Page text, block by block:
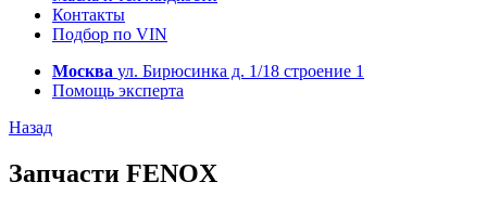
Контакты
Подбор по VIN
Москва ул. Бирюсинка д. 1/18 строение 1
Помощь эксперта
Назад
Запчасти FENOX